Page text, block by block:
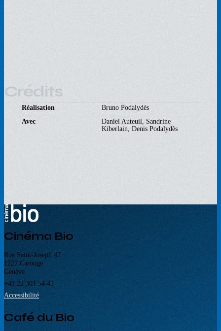
Crédits
Réalisation
Bruno Podalydès
Avec
Daniel Auteuil, Sandrine
Kiberlain, Denis Podalydès
Cinéma Bio
Rue Saint-Joseph 47
1227 Carouge
Genève
+41 22 301 54 43
Accessibilité
Café du Bio